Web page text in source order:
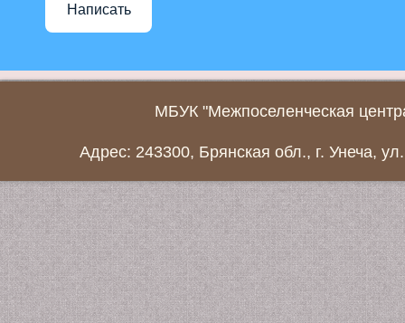
Написать
МБУК "Межпоселенческая
Адрес: 243300, Брянская обл., г. Унеча,